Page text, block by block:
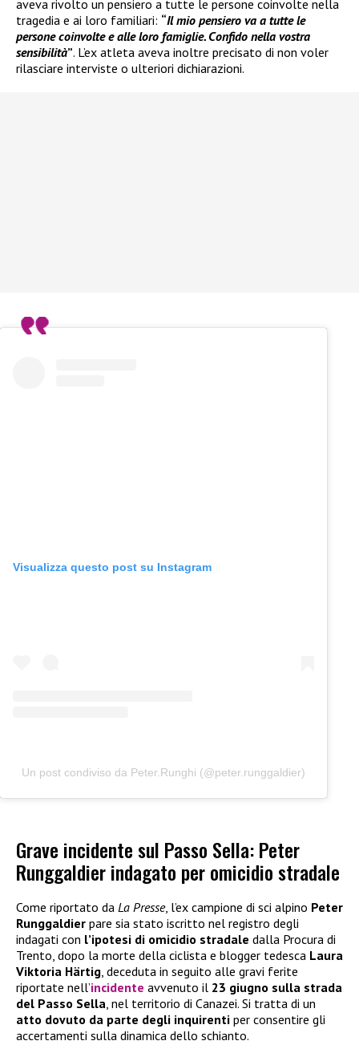
aveva rivolto un pensiero a tutte le persone coinvolte nella
tragedia e ai loro familiari: “Il mio pensiero va a tutte le
persone coinvolte e alle loro famiglie. Confido nella vostra
sensibilità”. L’ex atleta aveva inoltre precisato di non voler
rilasciare interviste o ulteriori dichiarazioni.
Visualizza questo post su Instagram
Un post condiviso da Peter.Runghi (@peter.runggaldier)
Grave incidente sul Passo Sella: Peter
Runggaldier indagato per omicidio stradale
Come riportato da La Presse, l’ex campione di sci alpino Peter
Runggaldier pare sia stato iscritto nel registro degli
indagati con l’ipotesi di omicidio stradale dalla Procura di
Trento, dopo la morte della ciclista e blogger tedesca Laura
Viktoria Härtig, deceduta in seguito alle gravi ferite
riportate nell’incidente avvenuto il 23 giugno sulla strada
del Passo Sella, nel territorio di Canazei. Si tratta di un
atto dovuto da parte degli inquirenti per consentire gli
accertamenti sulla dinamica dello schianto.